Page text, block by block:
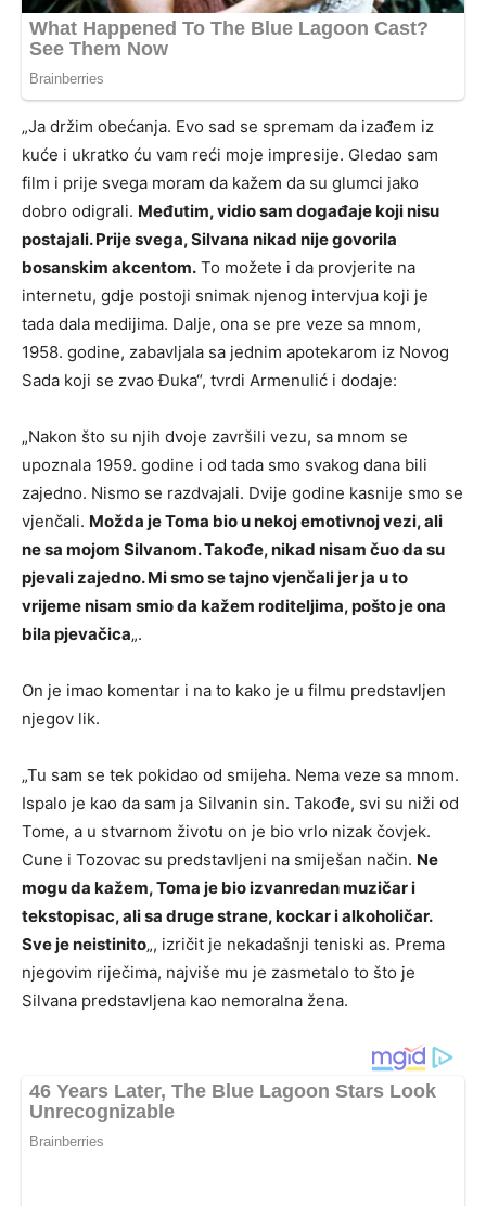
„Ja držim obećanja. Evo sad se spremam da izađem iz
kuće i ukratko ću vam reći moje impresije. Gledao sam
film i prije svega moram da kažem da su glumci jako
dobro odigrali. Međutim, vidio sam događaje koji nisu
postajali. Prije svega, Silvana nikad nije govorila
bosanskim akcentom. To možete i da provjerite na
internetu, gdje postoji snimak njenog intervjua koji je
tada dala medijima. Dalje, ona se pre veze sa mnom,
1958. godine, zabavljala sa jednim apotekarom iz Novog
Sada koji se zvao Đuka“, tvrdi Armenulić i dodaje:
„Nakon što su njih dvoje završili vezu, sa mnom se
upoznala 1959. godine i od tada smo svakog dana bili
zajedno. Nismo se razdvajali. Dvije godine kasnije smo se
vjenčali. Možda je Toma bio u nekoj emotivnoj vezi, ali
ne sa mojom Silvanom. Takođe, nikad nisam čuo da su
pjevali zajedno. Mi smo se tajno vjenčali jer ja u to
vrijeme nisam smio da kažem roditeljima, pošto je ona
bila pjevačica„.
On je imao komentar i na to kako je u filmu predstavljen
njegov lik.
„Tu sam se tek pokidao od smijeha. Nema veze sa mnom.
Ispalo je kao da sam ja Silvanin sin. Takođe, svi su niži od
Tome, a u stvarnom životu on je bio vrlo nizak čovjek.
Cune i Tozovac su predstavljeni na smiješan način. Ne
mogu da kažem, Toma je bio izvanredan muzičar i
tekstopisac, ali sa druge strane, kockar i alkoholičar.
Sve je neistinito„, izričit je nekadašnji teniski as. Prema
njegovim riječima, najviše mu je zasmetalo to što je
Silvana predstavljena kao nemoralna žena.